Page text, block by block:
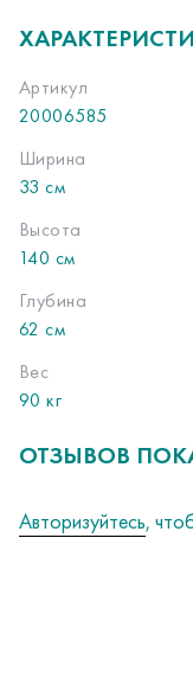
Артикул
20006585
Ширина
33 см
Высота
140 см
Глубина
62 см
Вес
90 кг
ОТЗЫВОВ
Авторизуйтесь,